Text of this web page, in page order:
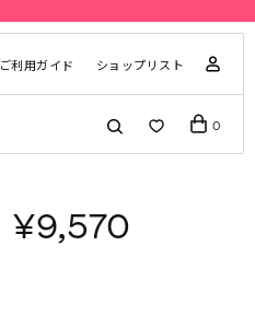
ご利用ガイド ショップリスト
0
¥9,570